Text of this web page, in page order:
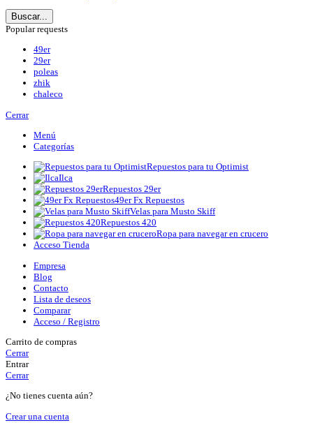
Buscar...
Popular requests
49er
29er
poleas
zhik
chaleco
Cerrar
Menú
Categorías
Repuestos para tu Optimist
Ilca
Repuestos 29er
49er Fx Repuestos
Velas para Musto Skiff
Repuestos 420
Ropa para navegar en crucero
Acceso Tienda
Empresa
Blog
Contacto
Lista de deseos
Comparar
Acceso / Registro
Carrito de compras
Cerrar
Entrar
Cerrar
¿No tienes cuenta aún?
Crear una cuenta